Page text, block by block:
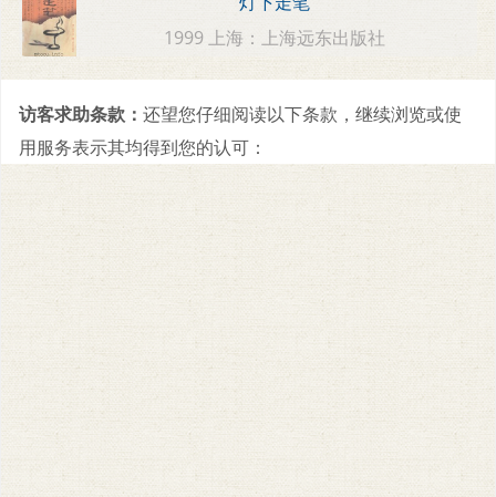
1999 上海：上海远东出版社
访客求助条款： 还望您仔细阅读以下条款，继续浏览或使
用服务表示其均得到您的认可：